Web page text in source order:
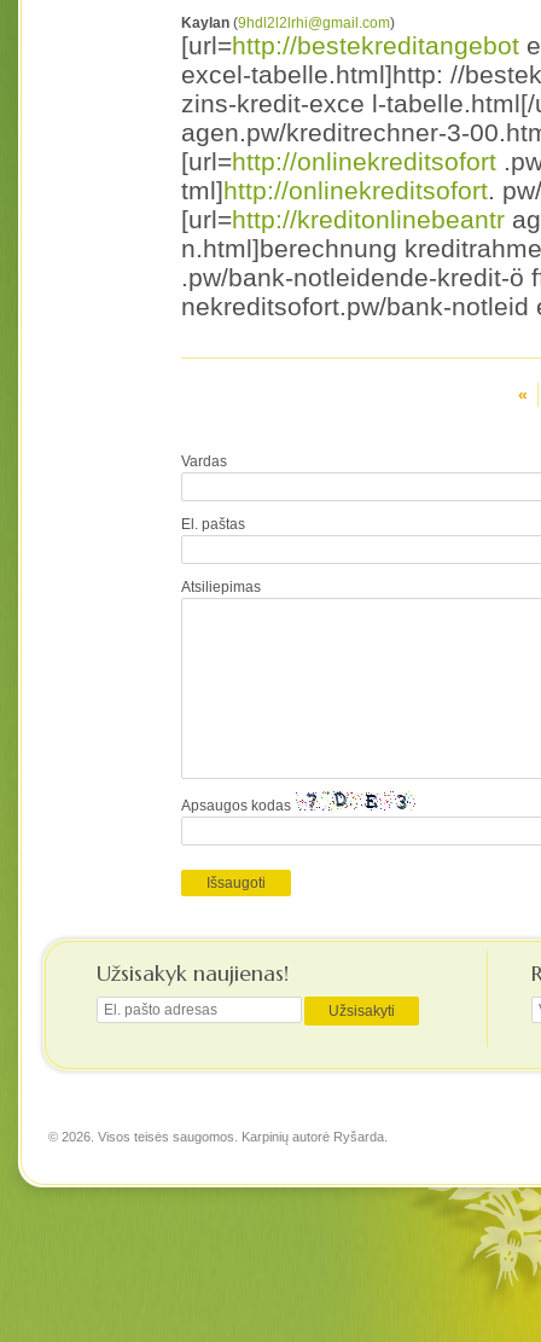
Kaylan (9hdl2l2lrhi@gmail.com)
[url=http://bestekreditangebot
excel-tabelle.html]http: //
zins-kredit-exce l-
agen.pw/kreditrechner-3-
[url=http://onlinekreditsofort
tml]http://onlinekreditsofort.
[url=http://kreditonlinebeantr
n.html]berechnung
.pw/bank-notleidende-kredit-ö
nekreditsofort.pw/bank-
«
Vardas
El. paštas
Atsiliepimas
Apsaugos kodas
Užsisakyk naujienas!
© 2026. Visos teisės saugomos. Karpinių autorė Ryšarda